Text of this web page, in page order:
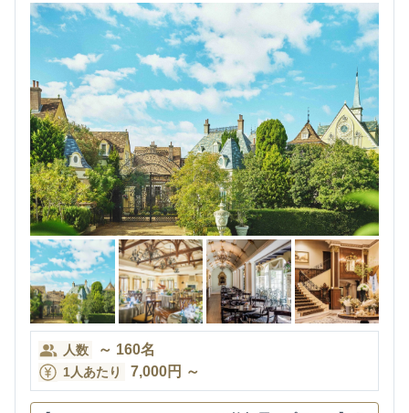
人数 ～ 160名
1人あたり 7,000円 ～